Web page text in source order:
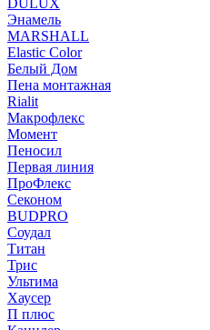
DULUX
Энамель
MARSHALL
Elastic Color
Белый Дом
Пена монтажная
Rialit
Макрофлекс
Момент
Пеносил
Первая линия
ПроФлекс
Секоном
BUDPRO
Соудал
Титан
Трис
Ультима
Хаусер
П плюс